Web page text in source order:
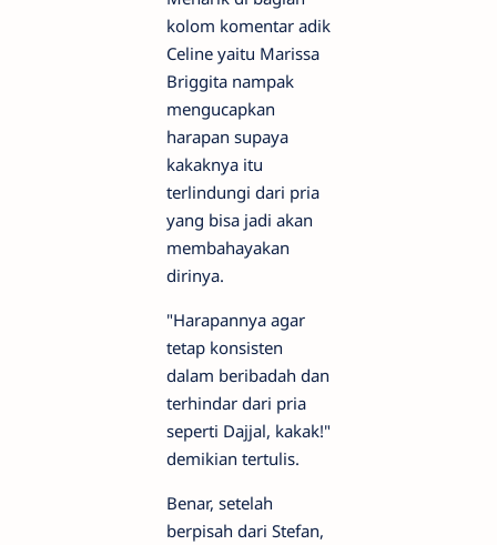
kolom komentar adik
Celine yaitu Marissa
Briggita nampak
mengucapkan
harapan supaya
kakaknya itu
terlindungi dari pria
yang bisa jadi akan
membahayakan
dirinya.
"Harapannya agar
tetap konsisten
dalam beribadah dan
terhindar dari pria
seperti Dajjal, kakak!"
demikian tertulis.
Benar, setelah
berpisah dari Stefan,